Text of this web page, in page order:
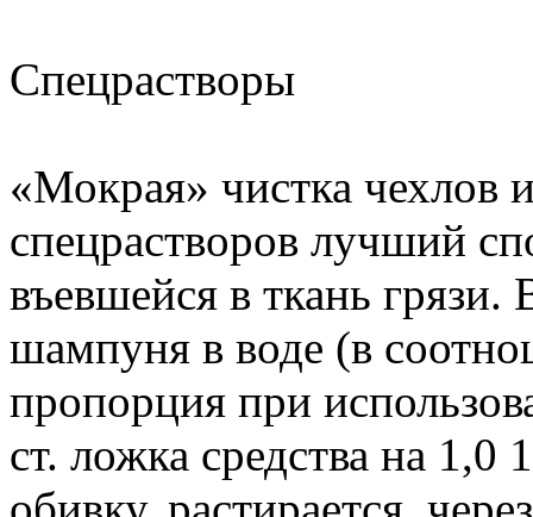
Спецрастворы
«Мокрая» чистка чехлов
спецрастворов лучший
въевшейся в ткань
шампуня в воде (в
пропорция при
ст. ложка средства на 1,0